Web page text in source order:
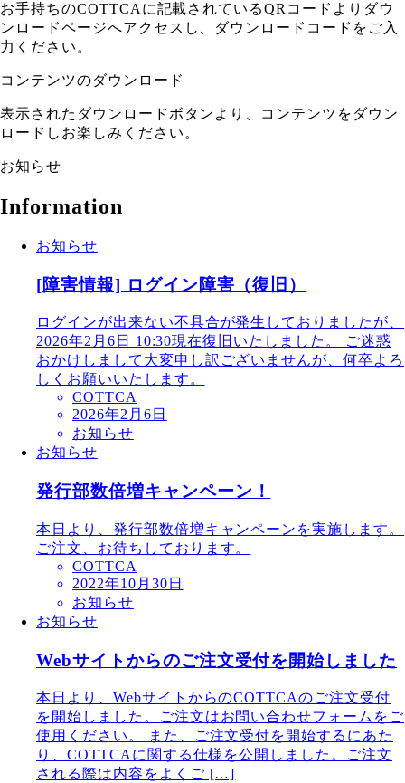
お手持ちのCOTTCAに記載されているQRコードよりダウ
ンロードページへアクセスし、ダウンロードコードをご入
力ください。
コンテンツのダウンロード
表示されたダウンロードボタンより、コンテンツをダウン
ロードしお楽しみください。
お知らせ
Information
お知らせ
[障害情報] ログイン障害（復旧）
ログインが出来ない不具合が発生しておりましたが、
2026年2月6日 10:30現在復旧いたしました。 ご迷惑
おかけしまして大変申し訳ございませんが、何卒よろ
しくお願いいたします。
COTTCA
2026年2月6日
お知らせ
お知らせ
発行部数倍増キャンペーン！
本日より、発行部数倍増キャンペーンを実施します。
ご注文、お待ちしております。
COTTCA
2022年10月30日
お知らせ
お知らせ
Webサイトからのご注文受付を開始しました
本日より、WebサイトからのCOTTCAのご注文受付
を開始しました。ご注文はお問い合わせフォームをご
使用ください。 また、ご注文受付を開始するにあた
り、COTTCAに関する仕様を公開しました。ご注文
される際は内容をよくご […]